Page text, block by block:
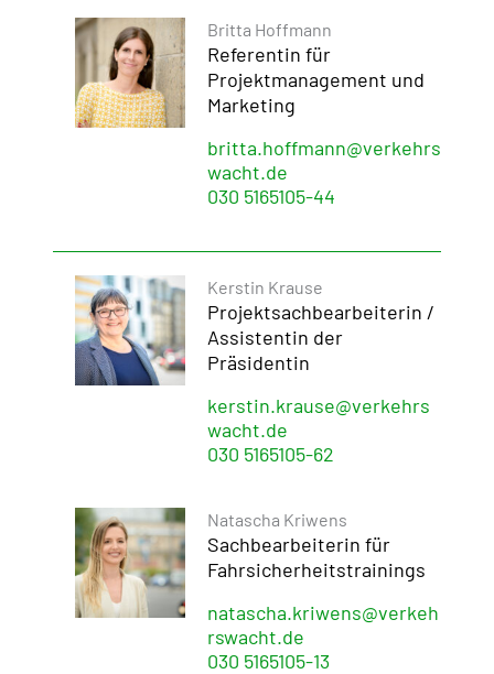
Britta Hoffmann
Referentin für
Projektmanagement und
Marketing
britta.hoffmann@verkehrs
wacht.de
030 5165105-44
Kerstin Krause
Projektsachbearbeiterin /
Assistentin der
Präsidentin
kerstin.krause@verkehrs
wacht.de
030 5165105-62
Natascha Kriwens
Sachbearbeiterin für
Fahrsicherheitstrainings
natascha.kriwens@verkeh
rswacht.de
030 5165105-13